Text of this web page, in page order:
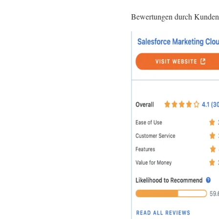
Bewertungen durch